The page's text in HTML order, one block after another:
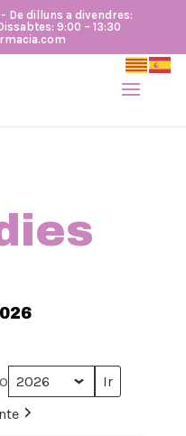
De dilluns a divendres:
9:00 – 13:30